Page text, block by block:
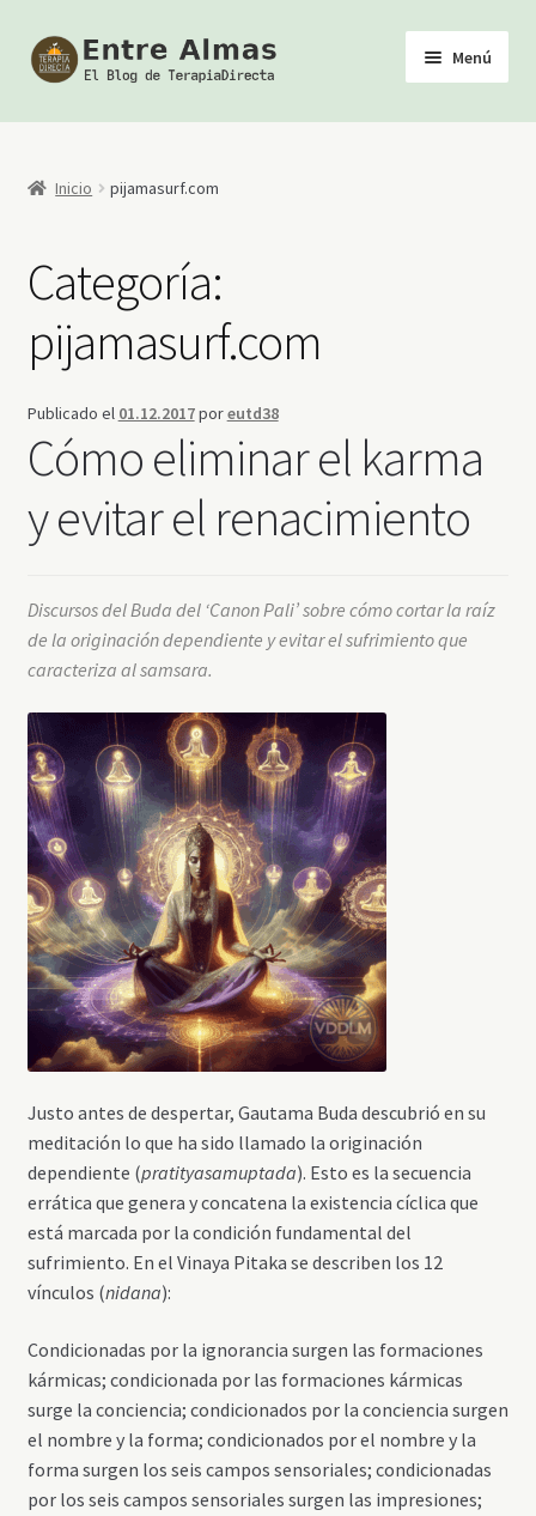
Ir
a
Ir
al
Menú
Inicio
TerapiaDirecta
Biblioteca Esotérica
Tienda
Youtube
Inicio pijamasurf.com
Categoría:
pijamasurf.com
Publicado el 01.12.2017poreutd38
Cómo eliminar el karma
y evitar el renacimiento
Discursos del Buda del ‘Canon Pali’ sobre cómo cortar la raíz
de la originación dependiente y evitar el sufrimiento que
caracteriza al samsara.
Justo antes de despertar, Gautama Buda descubrió en su
meditación lo que ha sido llamado la originación
dependiente (pratityasamuptada). Esto es la secuencia
errática que genera y concatena la existencia cíclica que
está marcada por la condición fundamental del
sufrimiento. En el Vinaya Pitaka se describen los 12
vínculos (nidana):
Condicionadas por la ignorancia surgen las formaciones
kármicas; condicionada por las formaciones kármicas
surge la conciencia; condicionados por la conciencia surgen
el nombre y la forma; condicionados por el nombre y la
forma surgen los seis campos sensoriales; condicionadas
por los seis campos sensoriales surgen las impresiones;